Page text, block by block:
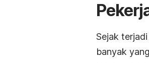
Sejak
banyak